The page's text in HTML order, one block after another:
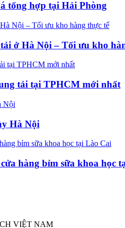
tổng hợp tại Hải Phòng
ở Hà Nội – Tối ưu kho
tải tại TPHCM mới nhất
Hà Nội
hàng bỉm sữa khoa học
VIỆT NAM